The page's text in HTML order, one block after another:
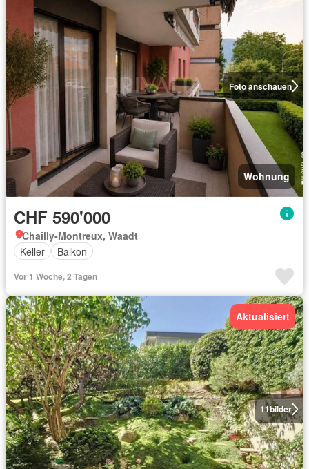
Foto anschauen
Wohnung
CHF 590'000
Chailly-Montreux, Waadt
Keller
Balkon
Vor 1 Woche, 2 Tagen
11bilder
Aktualisiert